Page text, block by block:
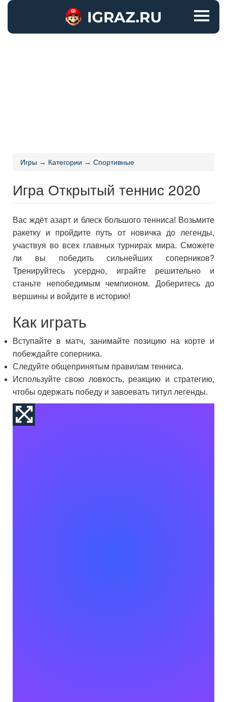
Игры → Категории → Спортивные
Игра Открытый теннис 2020
Вас ждёт азарт и блеск большого тенниса! Возьмите
ракетку и пройдите путь от новичка до легенды,
участвуя во всех главных турнирах мира. Сможете
ли вы победить сильнейших соперников?
Тренируйтесь усердно, играйте решительно и
станьте непобедимым чемпионом. Доберитесь до
вершины и войдите в историю!
Как играть
Вступайте в матч, занимайте позицию на корте и
побеждайте соперника.
Следуйте общепринятым правилам тенниса.
Используйте свою ловкость, реакцию и стратегию,
чтобы одержать победу и завоевать титул легенды.